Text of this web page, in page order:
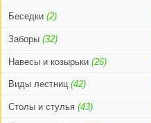
Беседки (2)
Заборы (32)
Навесы и козырьки (26)
Виды лестниц (42)
Столы и стулья (43)